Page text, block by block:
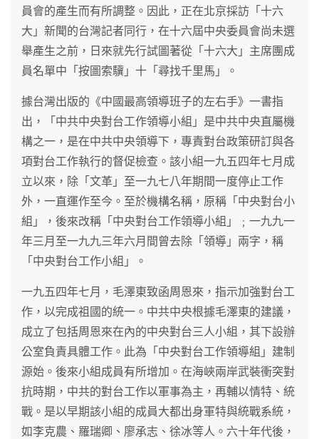
員會的產生而有所調整。因此，正在北京採訪「十六
大」新聞的台灣記者同行，在十六屆中央委員會尚未選
舉產生之前，日來就先行試圖著從「十六大」主席團成
員名單中「按圖索驥」十「尋找千里馬」。
據台灣出版的《中國最高領導班子的左右手》一書指
出，「中共中央對台工作領導小組」是中共中央直屬機
構之一，是在中共中央領導下，專責對台政策研訂與各
項對台工作執行的督促檢查。該小組一九五四年七月成
立以來，除「文革」至一九七八年期間一度停止工作
外，一直運作至今。至於機構名稱，原稱「中央對台小
組」，後來改稱「中央對台工作領導小組」﹔一九九一
年三月至一九九三年六月間曾去除「領導」兩字，稱
「中央對台工作小組」。
一九五四年七月，毛澤東致函周恩來，指示加強對台工
作，以完成祖國的統一。中共中央根據毛澤東的建議，
成立了包括周恩來在內的中央對台三人小組，其下設辦
公室負責具體工作。此為「中央對台工作領導組」建制
源始。後來小組成員有所增加。在海峽兩岸武裝衝突對
抗時期，中共的對台工作以軍事為主，再輔以情特、統
戰。是以早期該小組的成員大都出身軍特與統戰系統，
如李克農、羅瑞卿、廖承志、徐冰等人。六十年代後，